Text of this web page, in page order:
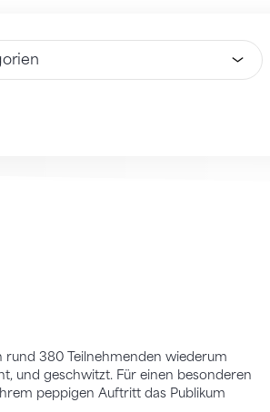
rund 380 Teilnehmenden wiederum
und geschwitzt. Für einen besonderen
peppigen Auftritt das Publikum